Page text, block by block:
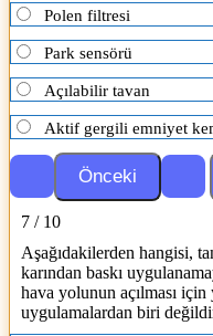
Polen filtresi
Park sensörü
Açılabilir tavan
Aktif gergili emniyet
7 / 10
Aşağıdakilerden hangisi,
karından baskı
hava yolunun açılması için
uygulamalardan biri